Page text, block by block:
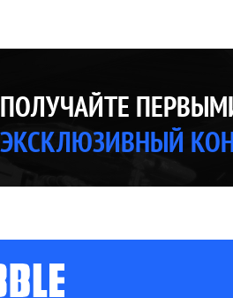
ПОЛУЧАЙТЕ
ЭКСКЛЮЗИВНЫЙ